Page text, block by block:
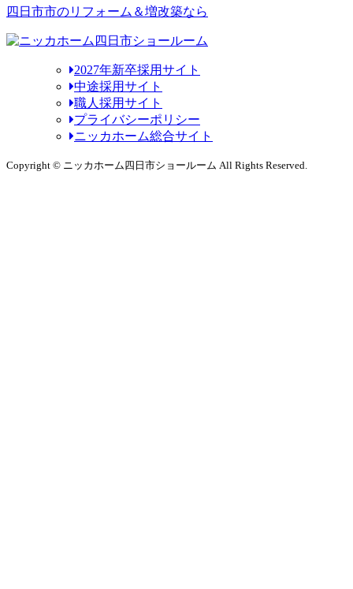
四日市市のリフォーム＆増改築なら
2027年新卒採用サイト
中途採用サイト
職人採用サイト
プライバシーポリシー
ニッカホーム総合サイト
Copyright © ニッカホーム四日市ショールーム All Rights Reserved.